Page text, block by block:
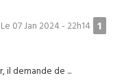
1
07 Jan 2024 - 22h14
il demande de ...